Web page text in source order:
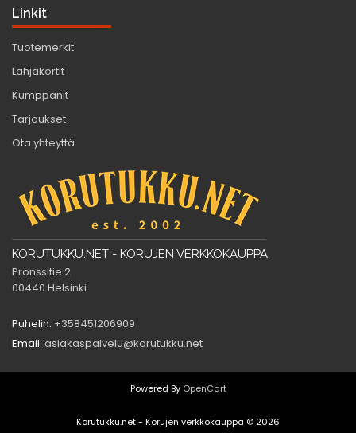
Linkit
Tuotemerkit
Lahjakortit
Kumppanit
Tarjoukset
Ota yhteyttä
KORUTUKKU.NET - KORUJEN VERKKOKAUPPA
Pronssitie 2
00440 Helsinki
Puhelin: +358451206909
Email: asiakaspalvelu@korutukku.net
Powered By OpenCart
Korutukku.net - Korujen verkkokauppa © 2026